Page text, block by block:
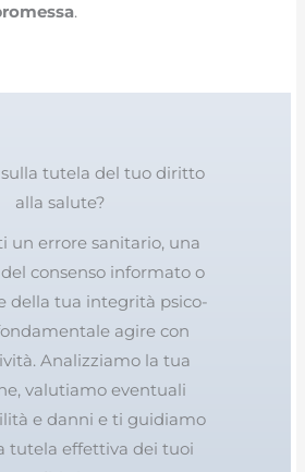
.
tutela del tuo diritto
alla salute?
un errore sanitario, una
consenso informato o
della tua integrità psico-
agire con
Analizziamo la tua
valutiamo eventuali
e danni e ti guidiamo
tutela effettiva dei tuoi